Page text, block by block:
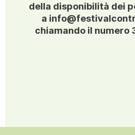
della disponibilità dei
a
chiamando il numero